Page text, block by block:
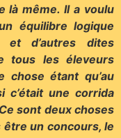
là même. Il a voulu
équilibre logique
et d’autres dites
tous les éleveurs
chose étant qu’au
c’était une corrida
sont deux choses
un concours, le